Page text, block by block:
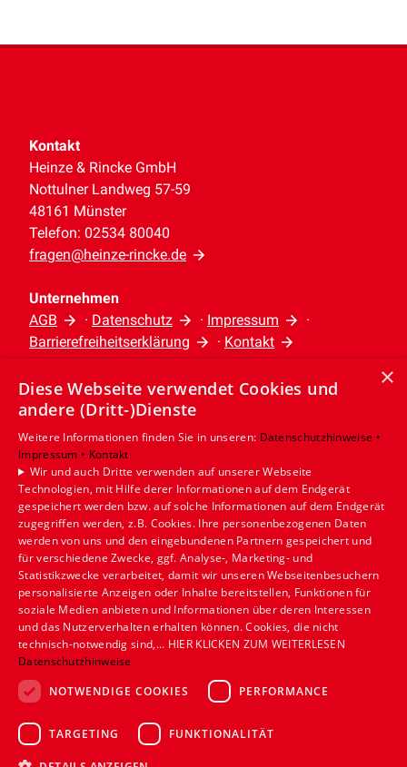
Kontakt
Heinze & Rincke GmbH
Nottulner Landweg 57-59
48161 Münster
Telefon: 02534 80040
fragen@heinze-rincke.de
Unternehmen
AGB
· Datenschutz · Impressum
·
Barrierefreiheitserklärung
· Kontakt
Leistungen
Privatkunden
Gewerbekunden
Karriere
Unternehmen
Standort
Münster
×
Diese Webseite verwendet Cookies und
andere (Dritt-)Dienste
Weitere Informationen finden Sie in unseren: Datenschutzhinweise •
Impressum • Kontakt
Wir und auch Dritte verwenden auf unserer Webseite
Technologien, mit Hilfe derer Informationen auf dem Endgerät
gespeichert werden bzw. auf solche Informationen auf dem Endgerät
zugegriffen werden, z.B. Cookies. Ihre personenbezogenen Daten
werden von uns und den eingebundenen Partnern gespeichert und
für verschiedene Zwecke, ggf. Analyse-, Marketing- und
Statistikzwecke verarbeitet, damit wir unseren Webseitenbesuchern
personalisierte Anzeigen oder Inhalte bereitstellen, Funktionen für
soziale Medien anbieten und Informationen über deren Interessen
und das Nutzerverhalten erhalten können. Cookies, die nicht
technisch-notwendig sind,... HIER KLICKEN ZUM WEITERLESEN
Datenschutzhinweise
NOTWENDIGE COOKIES
PERFORMANCE
TARGETING FUNKTIONALITÄT